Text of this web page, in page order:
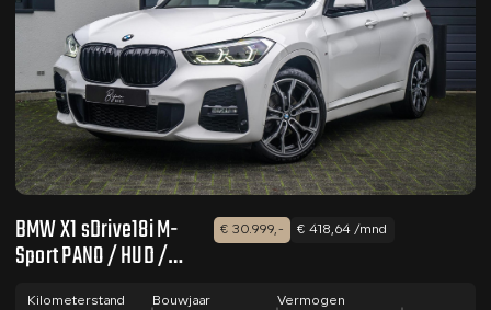
BMW X1 sDrive18i M-
Sport PANO / HUD /
€ 30.999,- € 418,64 /mnd
Kilometerstand Bouwjaar Vermogen